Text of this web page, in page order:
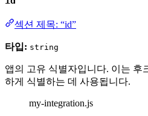
섹션 제목: “id”
타입: string
앱의 고유 식별자입니다. 이는 후
하게 식별하는 데 사용됩니다.
my-integration.js